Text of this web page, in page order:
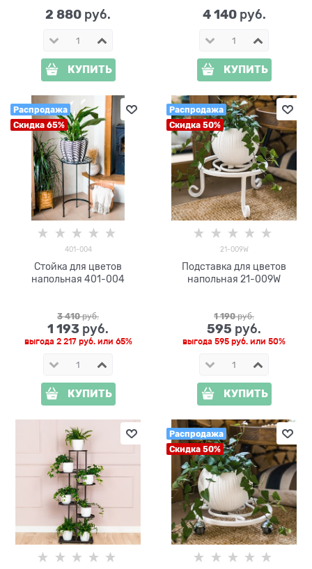
2 880 руб.
КУПИТЬ
4 140 руб.
КУПИТЬ
Распродажа
Скидка 65%
401-004
Стойка для цветов
напольная 401-004
3 410 руб.
1 193 руб.
выгода 2 217 руб.или 65%
КУПИТЬ
Распродажа
Скидка 50%
21-009W
Подставка для цветов
напольная 21-009W
1 190 руб.
595 руб.
выгода 595 руб. или 50%
КУПИТЬ
Распродажа
Скидка 50%